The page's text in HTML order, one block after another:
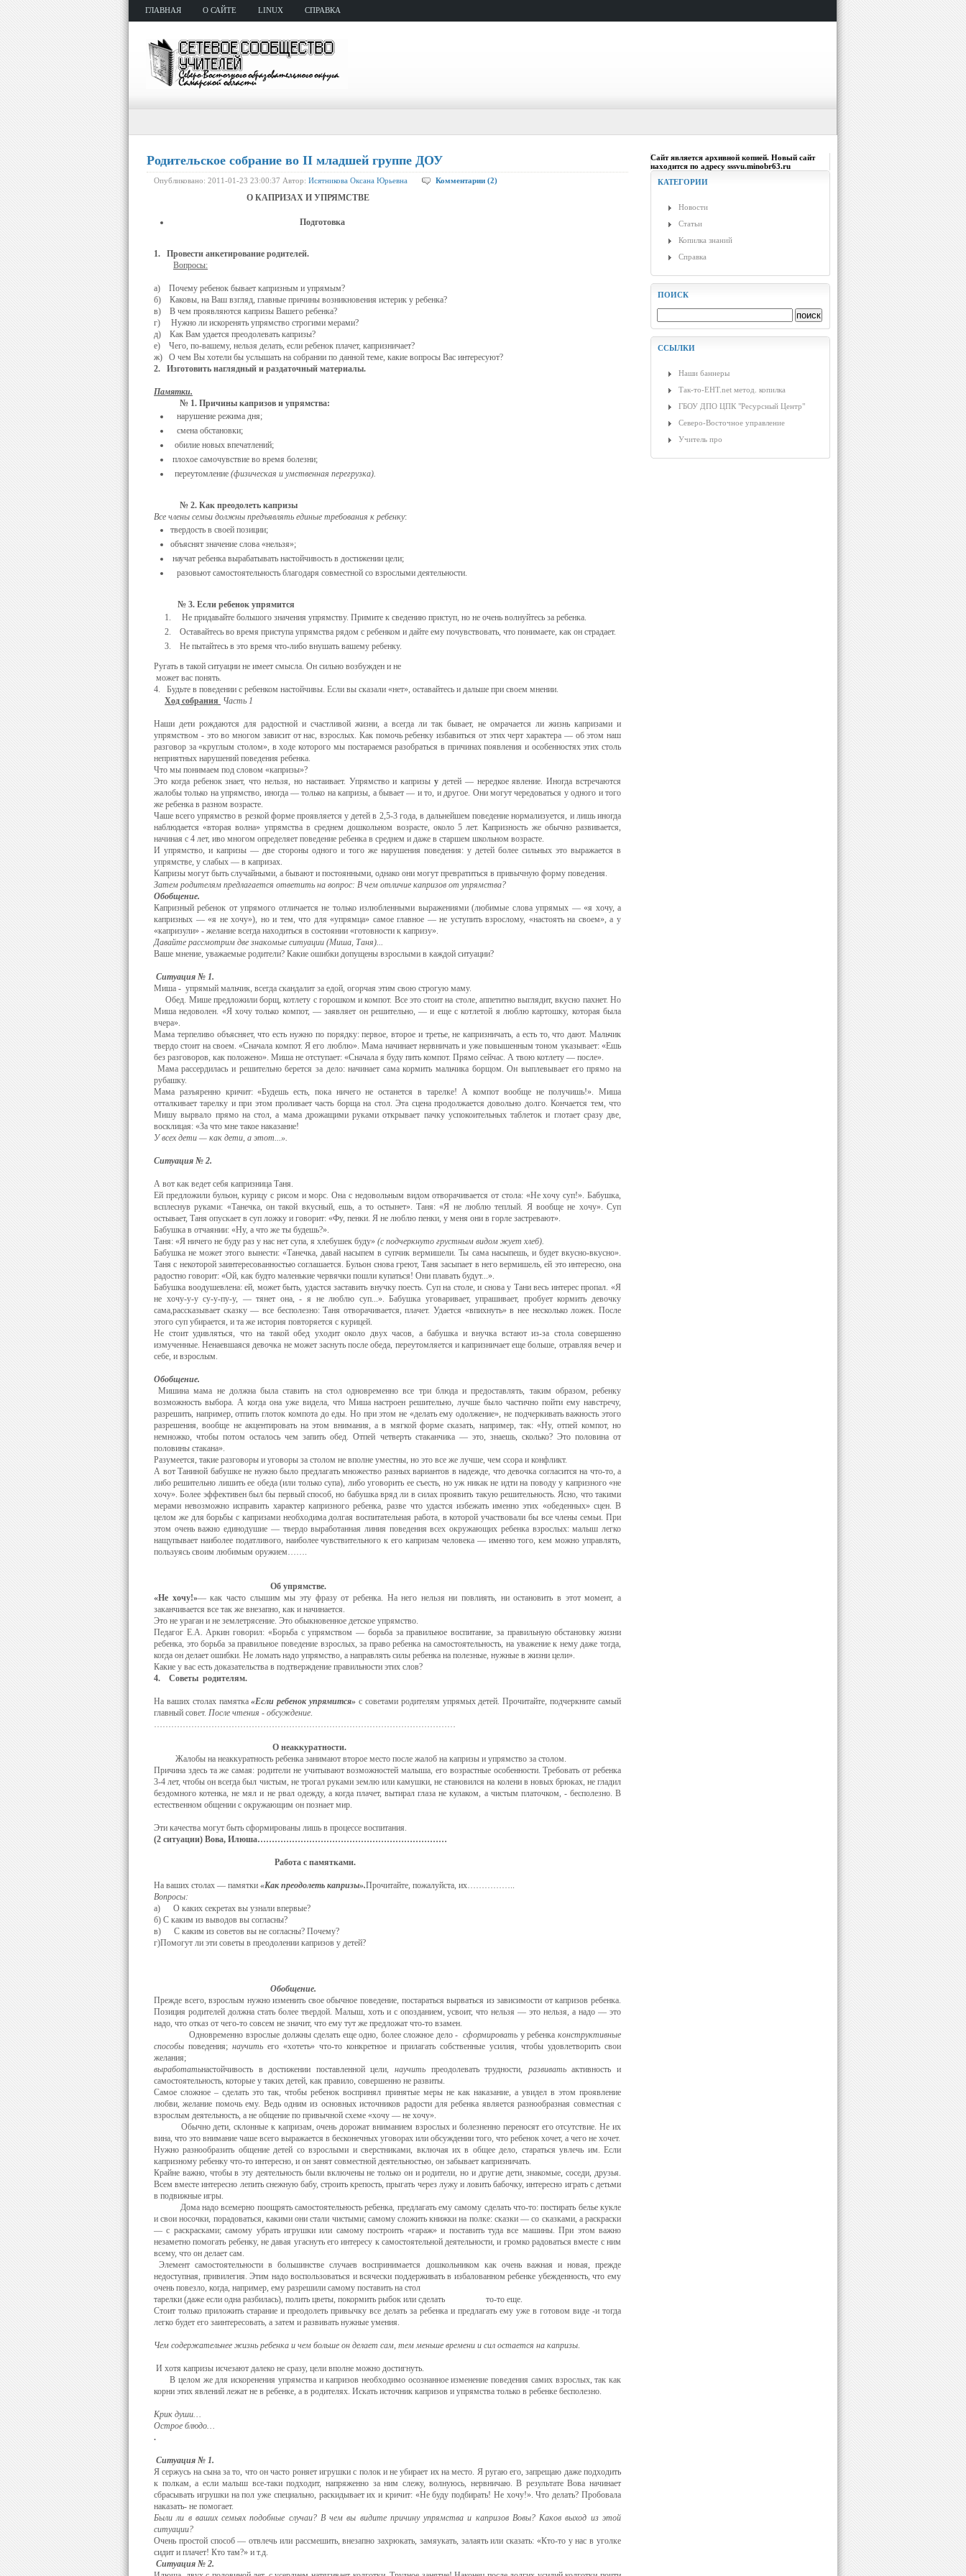
ГЛАВНАЯ О САЙТЕ LINUX СПРАВКА
Родительское собрание во II младшей группе ДОУ
Опубликовано: 2011-01-23 23:00:37 Автор: Исятникова Оксана Юрьевна Комментарии (2)
О КАПРИЗАХ И УПРЯМСТВЕ
Подготовка
1. Провести анкетирование родителей.
Вопросы:
а) Почему ребенок бывает капризным и упрямым?
б) Каковы, на Ваш взгляд, главные причины возникновения исте­рик у ребенка?
в) В чем проявляются капризы Вашего ребенка?
г) Нужно ли искоренять упрямство строгими мерами?
д) Как Вам удается преодолевать капризы?
е) Чего, по-вашему, нельзя делать, если ребенок плачет, каприз­ничает?
ж) О чем Вы хотели бы услышать на собрании по данной теме, ка­кие вопросы Вас интересуют?
2. Изготовить наглядный и раздаточный материалы.
Памятки.
№ 1. Причины капризов и упрямства:
нарушение режима дня;
смена обстановки;
обилие новых впечатлений;
плохое самочувствие во время болезни;
переутомление (физическая и умственная перегрузка).
№ 2. Как преодолеть капризы
Все члены семьи должны предъявлять единые требования к ре­бенку:
твердость в своей позиции;
объяснят значение слова «нельзя»;
научат ребенка вырабатывать настойчивость в достижении цели;
разовьют самостоятельность благодаря совместной со взрослы­ми деятельности.
№ 3. Если ребенок упрямится
Не придавайте большого значения упрямству. Примите к сведе­нию приступ, но не очень волнуйтесь за ребенка.
Оставайтесь во время приступа упрямства рядом с ребенком и дайте ему почувствовать, что понимаете, как он страдает.
Не пытайтесь в это время что-либо внушать вашему ребенку.
Ругать в такой ситуации не имеет смысла. Он сильно возбужден и не
может вас понять.
4. Будьте в поведении с ребенком настойчивы. Если вы сказали «нет», оставайтесь и дальше при своем мнении.
Ход собрания Часть 1
Наши дети рождаются для радостной и счастливой жизни, а всегда ли так бывает, не омрачается ли жизнь капризами и
упрямством - это во многом зависит от нас, взрослых. Как помочь ребенку изба­виться от этих черт характера — об этом наш
разговор за «круглым столом», в ходе которого мы постараемся разобраться в причинах появления и особенностях этих столь
неприятных нарушений пове­дения ребенка.
Что мы понимаем под словом «капризы»?
Это когда ребенок зна­ет, что нельзя, но настаивает. Упрямство и капризыу детей — неред­кое явление. Иногда встречаются
жалобы только на упрямство, иногда — только на капризы, а бывает — и то, и другое. Они могут чередоваться у одного и того
же ребенка в разном возрасте.
Чаше всего упрямство в резкой форме проявляется у детей в 2,5-3 года, в дальнейшем поведение нормализуется, и лишь иногда
наблюдает­ся «вторая волна» упрямства в среднем дошкольном возрасте, око­ло 5 лет. Капризность же обычно развивается,
начиная с 4 лет, иво многом определяет поведение ребенка в среднем и даже в старшем школьном возрасте.
И упрямство, и капризы — две стороны одного и того же наруше­ния поведения: у детей более сильных это выражается в
упрямстве, у слабых — в капризах.
Капризы могут быть случайными, а бывают и постоянными, од­нако они могут превратиться в привычную форму поведения.
Затем родителям предлагается ответить на вопрос: В чем отличие капризов от упрямства?
Обобщение.
Капризный ребенок от упрямого отличается не только излюбленными выражениями (любимые слова упрямых — «я хочу, а
капризных — «я не хочу»), но и тем, что для «упрямца» самое глав­ное — не уступить взрослому, «настоять на своем», а у
«капризули» - желание всегда находиться в состоянии «готовности к капризу».
Давайте рассмотрим две знакомые ситуации (Миша, Таня)...
Ваше мнение, уважаемые родители? Какие ошибки допущены взрослыми в каждой ситуации?
Ситуация № 1.
Миша - упрямый мальчик, всегда скандалит за едой, огорчая этим свою строгую маму.
Обед. Мише предложили борщ, котлету с горошком и компот. Все это стоит на столе, аппетитно выглядит, вкусно пахнет. Но
Миша недоволен. «Я хочу только компот, — заявляет он решительно, — и еще с котлетой я люблю картошку, которая была
вчера».
Мама тер­пеливо объясняет, что есть нужно по порядку: первое, второе и третье, не капризничать, а есть то, что дают. Мальчик
твердо стоит на своем. «Сначала компот. Я его люблю». Мама начинает нервни­чать и уже повышенным тоном указывает: «Ешь
без разговоров, как положено». Миша не отступает: «Сначала я буду пить компот. Прямо сейчас. А твою котлету — после».
Мама рассердилась и решительно берется за дело: начинает сама кормить мальчика борщом. Он выпле­вывает его прямо на
рубашку.
Мама разъяренно кричит: «Будешь есть, пока ничего не останется в тарелке! А компот вообще не полу­чишь!». Миша
отталкивает тарелку и при этом проливает часть борща на стол. Эта сцена продолжается довольно долго. Кончается тем, что
Мишу вырвало прямо на стол, а мама дрожащими руками открывает пачку успокоительных таблеток и глотает сразу две,
восклицая: «За что мне такое наказание!
У всех дети — как дети, а этот...».
Ситуация № 2.
А вот как ведет себя капризница Таня.
Ей предложили бульон, курицу с рисом и морс. Она с недоволь­ным видом отворачивается от стола: «Не хочу суп!». Бабушка,
всплеснув руками: «Танечка, он такой вкусный, ешь, а то остынет». Таня: «Я не люблю теплый. Я вообще не хочу». Суп
остывает, Таня опускает в суп ложку и говорит: «Фу, пенки. Я не люблю пенки, у меня они в горле застревают».
Бабушка в отчаянии: «Ну, а что же ты будешь?».
Таня: «Я ничего не буду раз у нас нет супа, я хлебушек буду» (с подчеркнуто груст­ным видом жует хлеб).
Бабушка не может этого вынести: «Танечка, давай насыпем в суп­чик вермишели. Ты сама насыпешь, и будет вкусно-вкусно».
Таня с некоторой заинтересованностью соглашается. Бульон снова греют, Таня засыпает в него вермишель, ей это интересно, она
радостно го­ворит: «Ой, как будто маленькие червячки пошли купаться! Они плавать будут...».
Бабушка воодушевлена: ей, может быть, удастся заставить внучку поесть. Суп на столе, и снова у Тани весь интерес пропал. «Я
не хочу-у-у су-у-пу-у, — тянет она, - я не люблю суп...». Бабушка уговаривает, упрашивает, пробует кормить девочку
сама,рассказывает сказку — все бесполезно: Таня отворачивается, плачет. Удается «впихнуть» в нее несколько ложек. После
этого суп убира­ется, и та же история повторяется с курицей.
Не стоит удивляться, что на такой обед уходит около двух часов, а бабушка и внучка встают из-за стола совершенно
измученные. Ненаевшаяся девочка не может заснуть после обеда, переутомляет­ся и капризничает еще больше, отравляя вечер и
себе, и взрослым.
Обобщение.
Мишина мама не должна была ставить на стол одно­временно все три блюда и предоставлять, таким образом, ребенку
возможность выбора. А когда она уже видела, что Миша настроен решительно, лучше было частично пойти ему навстречу,
разрешить, например, отпить глоток компота до еды. Но при этом не «делать ему одолжение», не подчеркивать важность этого
разрешения, во­обще не акцентировать на этом внимания, а в мягкой форме ска­зать, например, так: «Ну, отпей компот, но
немножко, чтобы потом осталось чем запить обед. Отпей четверть стаканчика — это, знаешь, сколько? Это половина от
половины стакана».
Разумеется, такие разговоры и уговоры за столом не вполне уместны, но это все же лучше, чем ссора и конфликт.
А вот Таниной бабушке не нужно было предлагать множество раз­ных вариантов в надежде, что девочка согласится на что-то, а
либо решительно лишить ее обеда (или только супа), либо уговорить ее съесть, но уж никак не идти на поводу у капризного «не
хочу». Бо­лее эффективен был бы первый способ, но бабушка вряд ли в силах проявить такую решительность. Ясно, что такими
мерами невоз­можно исправить характер капризного ребенка, разве что удастся избежать именно этих «обеденных» сцен. В
целом же для борьбы с капризами необходима долгая воспитательная работа, в которой участвовали бы все члены семьи. При
этом очень важно единоду­шие — твердо выработанная линия поведения всех окружающих ре­бенка взрослых: малыш легко
нащупывает наиболее податливого, наиболее чувствительного к его капризам человека — именно того, кем можно управлять,
пользуясь своим любимым оружием…….
Об упрямстве.
«Не хочу!»— как часто слышим мы эту фразу от ребенка. На него нельзя ни повлиять, ни остановить в этот момент, а
заканчивается все так же внезапно, как и начинается.
Это не ураган и не землетря­сение. Это обыкновенное детское упрямство.
Педагог Е.А. Аркин говорил: «Борьба с упрямством — борьба за правильное воспитание, за правильную обстановку жизни
ребен­ка, это борьба за правильное поведение взрослых, за право ребенка на самостоятельность, на уважение к нему даже тогда,
когда он де­лает ошибки. Не ломать надо упрямство, а направлять силы ребен­ка на полезные, нужные в жизни цели».
Какие у вас есть доказательства в подтверждение правильности этих слов?
4. Советы родителям.
На ваших столах памятка«Если ребенок упрямится»с советами ро­дителям упрямых детей. Прочитайте, подчеркните самый
главный совет. После чтения - обсуждение.
……………………………………………………………………………………………
О неаккуратности.
Жалобы на неаккуратность ребенка занимают второе место после жалоб на капризы и упрямство за столом.
Причина здесь та же самая: родители не учитывают возможностей малыша, его возрастные особенности. Требовать от ребенка
3-4 лет, чтобы он всегда был чистым, не трогал руками землю или камушки, не стано­вился на колени в новых брюках, не гладил
бездомного котенка, не мял и не рвал одежду, а когда плачет, вытирал глаза не кулаком, а чистым платочком, - бесполезно. В
естественном общении с окружающим он познает мир.
Эти качества могут быть сформиро­ваны лишь в процессе воспитания.
(2 ситуации) Вова, Илюша…………………………………………………………
Работа с памятками.
На ваших столах — памятки «Как преодолеть капризы».Прочитай­те, пожалуйста, их……………..
Вопросы:
а) О каких секретах вы узнали впервые?
б) С каким из выводов вы согласны?
в) С каким из советов вы не согласны? Почему?
г)Помогут ли эти советы в преодолении капризов у детей?
Обобщение.
Прежде всего, взрослым нужно изменить свое обычное поведение, постараться вырваться из зависимости от капризов ре­бенка.
Позиция родителей должна стать более твердой. Малыш, хоть и с опозданием, усвоит, что нельзя — это нельзя, а надо — это
надо, что отказ от чего-то совсем не значит, что ему тут же предло­жат что-то взамен.
Одновременно взрослые должны сделать еще одно, более слож­ное дело -сформировать у ребенкаконструктивные
способы пове­дения;научить его «хотеть» что-то конкретное и прилагать соб­ственные усилия, чтобы удовлетворить свои
желания;
выработатьнастойчивость в достижении поставленной цели, научить преодо­левать трудности, развиватьактивность и
самостоятельность, кото­рые у таких детей, как правило, совершенно не развиты.
Самое сложное – сделать это так, чтобы ребенок воспринял принятые ме­ры не как наказание, а увидел в этом проявление
любви, желание помочь ему. Ведь одним из основных источников радости для ре­бенка является разнообразная совместная с
взрослым деятель­ность, а не общение по привычной схеме «хочу — не хочу».
Обычно дети, склонные к капризам, очень дорожат вниманием взрослых и болезненно переносят его отсутствие. Не их
вина, что это внимание чаше всего выражается в бесконечных уговорах или обсуждении того, что ребенок хочет, а чего не хочет.
Нужно разно­образить общение детей со взрослыми и сверстниками, включая их в общее дело, стараться увлечь им. Если
капризному ребенку что-то интересно, и он занят совместной деятельностью, он забывает ка­призничать.
Крайне важно, чтобы в эту деятельность были включе­ны не только он и родители, но и другие дети, знакомые, соседи, друзья.
Всем вместе интересно лепить снежную бабу, строить кре­пость, прыгать через лужу и ловить бабочку, интересно играть с детьми
в подвижные игры.
Дома надо всемерно поощрять самостоятельность ребенка, пред­лагать ему самому сделать что-то: постирать белье кукле
и свои но­сочки, порадоваться, какими они стали чистыми; самому сложить книжки на полке: сказки — со сказками, а раскраски
— с раскраска­ми; самому убрать игрушки или самому построить «гараж» и поста­вить туда все машины. При этом важно
незаметно помогать ребен­ку, не давая угаснуть его интересу к самостоятельной деятельности, и громко радоваться вместе с ним
всему, что он делает сам.
Элемент самостоятельности в большинстве случаев воспринимается до­школьником как очень важная и новая, прежде
недоступная, при­вилегия. Этим надо воспользоваться и всячески поддерживать в из­балованном ребенке убежденность, что ему
очень повезло, когда, например, ему разрешили самому поставить на стол
тарелки (даже если одна разбилась), полить цветы, покормить рыбок или сделать то-то еще.
Стоит только приложить старание и преодолеть привычку все делать за ребенка и предлагать ему уже в готовом виде -и тогда
легко будет его заинтересовать, а затем и развивать нужные умения.
Чем содержательнее жизнь ребенка и чем больше он делает сам, тем меньше времени и сил остается на капризы.
И хотя капри­зы исчезают далеко не сразу, цели вполне можно достигнуть.
В целом же для искоренения упрямства и капризов необходимо осознанное изменение поведения самих взрослых, так как
корни этих явлений лежат не в ребенке, а в родителях. Искать источник капризов и упрямства только в ребенке бесполезно.
Крик души…
Острое блюдо…
.
Ситуация № 1.
Я сержусь на сына за то, что он часто роняет игрушки с полок и не убирает их на место. Я ругаю его, запрещаю даже подходить
к полкам, а если малыш все-таки подходит, напряженно за ним слежу, волну­юсь, нервничаю. В результате Вова начинает
сбрасывать игрушки на пол уже специально, раскидывает их и кричит: «Не буду подбирать! Не хочу!». Что делать? Пробовала
наказать- не помогает.
Были ли в ваших семьях подобные случаи? В чем вы видите при­чину упрямства и капризов Вовы? Каков выход из этой
ситуации?
Очень простой способ — отвлечь или рассмешить, внезапно захрюкать, замяукать, залаять или сказать: «Кто-то у нас в уголке
сидит и плачет! Кто там?» и т.д.
Ситуация № 2.
Сайт является архивной копией. Новый сайт
находится по адресу sssvu.minobr63.ru
КАТЕГОРИИ
Новости
Статьи
Копилка знаний
Справка
ПОИСК
ССЫЛКИ
Наши баннеры
Так-то-ЕНТ.net метод. копилка
ГБОУ ДПО ЦПК "Ресурсный Центр"
Северо-Восточное управление
Учитель про